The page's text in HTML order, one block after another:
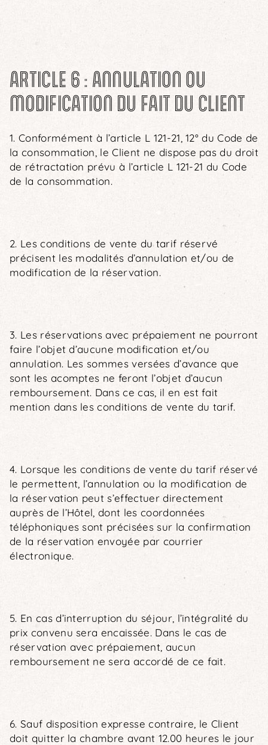
ARTICLE 6 : ANNULATION OU
MODIFICATION DU FAIT DU CLIENT
1. Conformément à l’article L 121-21, 12° du Code de
la consommation, le Client ne dispose pas du droit
de rétractation prévu à l’article L 121-21 du Code
de la consommation.
2. Les conditions de vente du tarif réservé
précisent les modalités d’annulation et/ou de
modification de la réservation.
3. Les réservations avec prépaiement ne pourront
faire l’objet d’aucune modification et/ou
annulation. Les sommes versées d’avance que
sont les acomptes ne feront l’objet d’aucun
remboursement. Dans ce cas, il en est fait
mention dans les conditions de vente du tarif.
4. Lorsque les conditions de vente du tarif réservé
le permettent, l’annulation ou la modification de
la réservation peut s’effectuer directement
auprès de l’Hôtel, dont les coordonnées
téléphoniques sont précisées sur la confirmation
de la réservation envoyée par courrier
électronique.
5. En cas d’interruption du séjour, l’intégralité du
prix convenu sera encaissée. Dans le cas de
réservation avec prépaiement, aucun
remboursement ne sera accordé de ce fait.
6. Sauf disposition expresse contraire, le Client
doit quitter la chambre avant 12.00 heures le jour